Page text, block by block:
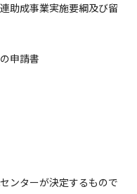
助成事業実施要綱及び留
申請書
ンターが決定するもので